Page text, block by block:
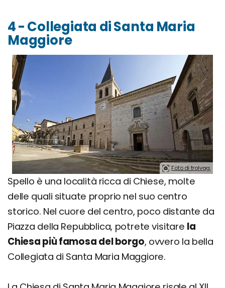
4 - Collegiata di Santa Maria
Maggiore
Foto di trolvag.
Spello è una località ricca di Chiese, molte
delle quali situate proprio nel suo centro
storico. Nel cuore del centro, poco distante da
Piazza della Repubblica, potrete visitare la
Chiesa più famosa del borgo, ovvero la bella
Collegiata di Santa Maria Maggiore.